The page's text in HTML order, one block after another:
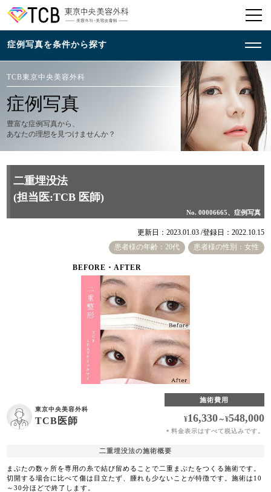
TCB東京中央美容外科
症例写真
豊富な症例写真から、
あなたの理想を見つけませんか？
二重埋没法
(担当医:TCB 医師)
No. 00006665、症例写真
患者様の年齢：20代 患者様の性別：女性
更新日：2023.01.03 /登録日：2022.10.15
BEFORE・AFTER
東京中央美容外科
TCB医師
施術費用
¥16,330～¥548,000
＊ 料金表示はすべて税込みです。
二重埋没法の施術概要
まぶたの数ヶ所を専用の糸で結び留めることで二重まぶたをつくる施術です。
切開する場合に比べて傷は目立たず、腫れも少ないことが特徴です。施術は10
～30分ほどで終了します。